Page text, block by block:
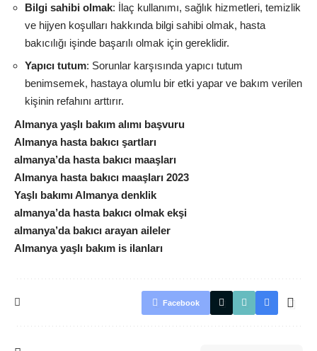
Bilgi sahibi olmak: İlaç kullanımı, sağlık hizmetleri, temizlik
ve hijyen koşulları hakkında bilgi sahibi olmak, hasta
bakıcılığı işinde başarılı olmak için gereklidir.
Yapıcı tutum: Sorunlar karşısında yapıcı tutum
benimsemek, hastaya olumlu bir etki yapar ve bakım verilen
kişinin refahını arttırır.
Almanya yaşlı bakım alımı başvuru
Almanya hasta bakıcı şartları
almanya’da hasta bakıcı maaşları
Almanya hasta bakıcı maaşları 2023
Yaşlı bakımı Almanya denklik
almanya’da hasta bakıcı olmak ekşi
almanya’da bakıcı arayan aileler
Almanya yaşlı bakım is ilanları
Facebook